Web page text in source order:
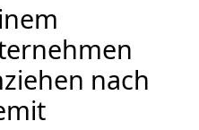
nach